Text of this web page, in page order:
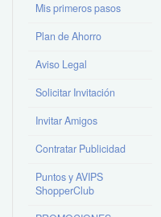
Mis primeros pasos
Plan de Ahorro
Aviso Legal
Solicitar Invitación
Invitar Amigos
Contratar Publicidad
Puntos y AVIPS
ShopperClub